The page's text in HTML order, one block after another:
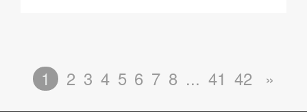
1 2 3 4 5 6 7 8 ... 41 42 »